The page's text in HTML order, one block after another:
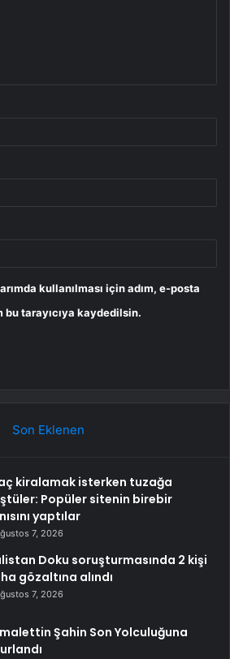
kullanılması için adım, e-posta
tarayıcıya kaydedilsin.
Son Eklenen
kiralamak isterken tuzağa
Popüler sitenin birebir
yaptılar
7, 2026
Doku soruşturmasında 2 kişi
gözaltına alındı
7, 2026
Şahin Son Yolculuğuna